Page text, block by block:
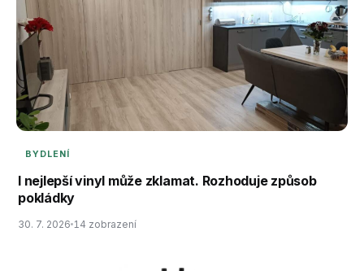
BYDLENÍ
I nejlepší vinyl může zklamat. Rozhoduje způsob
pokládky
30. 7. 2026 14 zobrazení